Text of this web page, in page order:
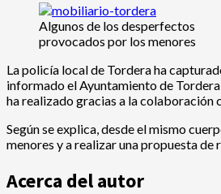
Algunos de los desperfectos
provocados por los menores
La policía local de Tordera ha
informado el Ayuntamiento de
ha realizado gracias a la colaboración
Según se explica, desde el mismo
menores y a realizar una propuesta
Acerca del autor